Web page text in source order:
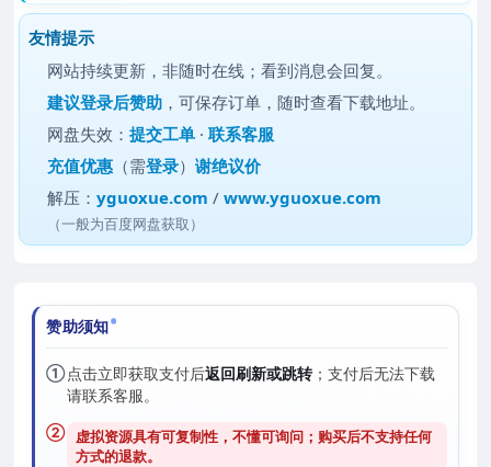
友情提示
网站持续更新，非随时在线；看到消息会回复。
建议登录后赞助 ，可保存订单，随时查看下载地址。
网盘失效：提交工单 ·联系客服
充值优惠 （需登录）谢绝议价
解压：yguoxue.com /www.yguoxue.com
（一般为百度网盘获取）
赞助须知
①点击立即获取支付后返回刷新或跳转；支付后无法下载
请联系客服。
② 虚拟资源具有可复制性，不懂可询问；购买后不支持任何
方式的退款。